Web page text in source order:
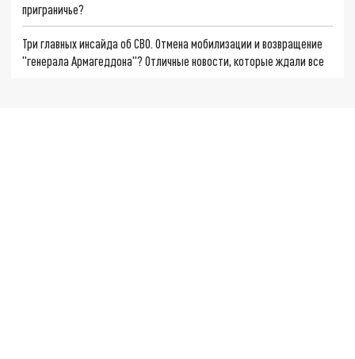
приграничье?
Три главных инсайда об СВО. Отмена мобилизации и возвращение
"генерала Армагеддона"? Отличные новости, которые ждали все